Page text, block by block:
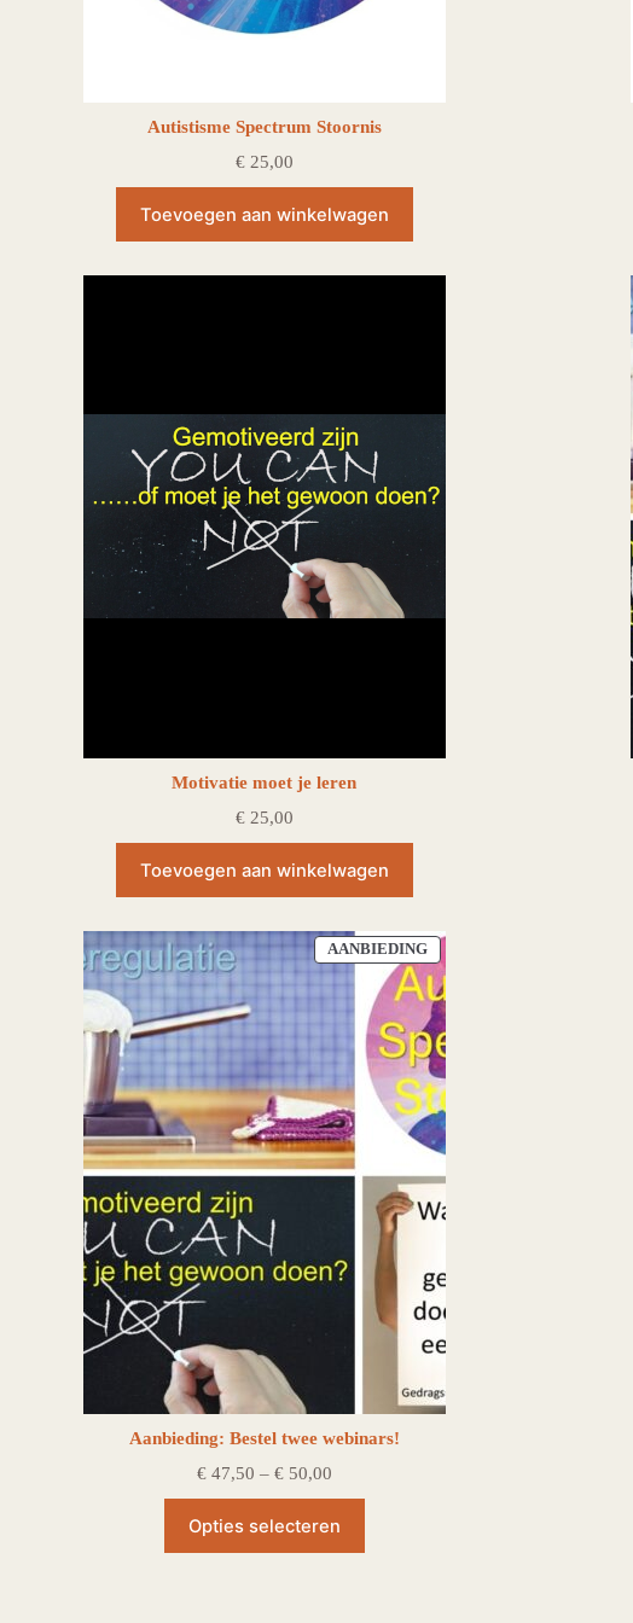
Autistisme Spectrum Stoornis
€25,00
Toevoegen aan winkelwagen
Motivatie moet je leren
€25,00
Toevoegen aan winkelwagen
AANBIEDINGPRODUCT
IN
DE
UITVERKOOP
Aanbieding: Bestel twee webinars!
€47,50 – €50,00Prijsklasse:
€ 50,00
Opties selecteren